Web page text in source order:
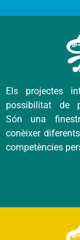
Els projectes
possibilitat de
Són una
conèixer
competències